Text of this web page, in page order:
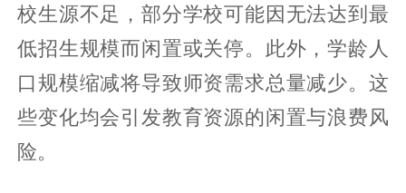
校生源不足，部分学校可能因无法达到最
低招生规模而闲置或关停。此外，学龄人
口规模缩减将导致师资需求总量减少。这
些变化均会引发教育资源的闲置与浪费风
险。